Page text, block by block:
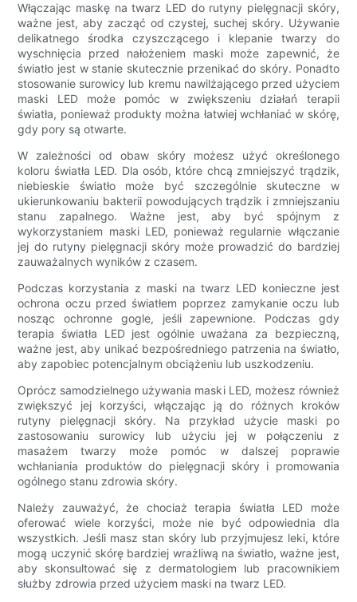
Włączając maskę na twarz LED do rutyny pielęgnacji skóry,
ważne jest, aby zacząć od czystej, suchej skóry. Używanie
delikatnego środka czyszczącego i klepanie twarzy do
wyschnięcia przed nałożeniem maski może zapewnić, że
światło jest w stanie skutecznie przenikać do skóry. Ponadto
stosowanie surowicy lub kremu nawilżającego przed użyciem
maski LED może pomóc w zwiększeniu działań terapii
światła, ponieważ produkty można łatwiej wchłaniać w skórę,
gdy pory są otwarte.
W zależności od obaw skóry możesz użyć określonego
koloru światła LED. Dla osób, które chcą zmniejszyć trądzik,
niebieskie światło może być szczególnie skuteczne w
ukierunkowaniu bakterii powodujących trądzik i zmniejszaniu
stanu zapalnego. Ważne jest, aby być spójnym z
wykorzystaniem maski LED, ponieważ regularnie włączanie
jej do rutyny pielęgnacji skóry może prowadzić do bardziej
zauważalnych wyników z czasem.
Podczas korzystania z maski na twarz LED konieczne jest
ochrona oczu przed światłem poprzez zamykanie oczu lub
nosząc ochronne gogle, jeśli zapewnione. Podczas gdy
terapia światła LED jest ogólnie uważana za bezpieczną,
ważne jest, aby unikać bezpośredniego patrzenia na światło,
aby zapobiec potencjalnym obciążeniu lub uszkodzeniu.
Oprócz samodzielnego używania maski LED, możesz również
zwiększyć jej korzyści, włączając ją do różnych kroków
rutyny pielęgnacji skóry. Na przykład użycie maski po
zastosowaniu surowicy lub użyciu jej w połączeniu z
masażem twarzy może pomóc w dalszej poprawie
wchłaniania produktów do pielęgnacji skóry i promowania
ogólnego stanu zdrowia skóry.
Należy zauważyć, że chociaż terapia światła LED może
oferować wiele korzyści, może nie być odpowiednia dla
wszystkich. Jeśli masz stan skóry lub przyjmujesz leki, które
mogą uczynić skórę bardziej wrażliwą na światło, ważne jest,
aby skonsultować się z dermatologiem lub pracownikiem
służby zdrowia przed użyciem maski na twarz LED.